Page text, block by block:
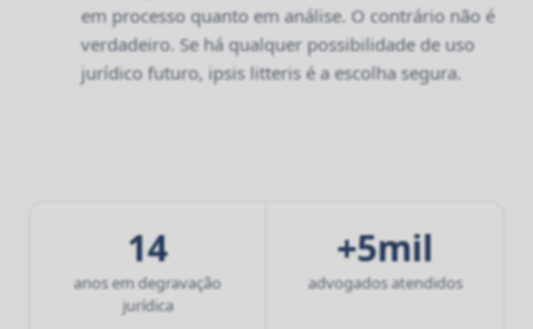
em processo quanto em análise. O contrário não é
verdadeiro. Se há qualquer possibilidade de uso
jurídico futuro, ipsis litteris é a escolha segura.
14
anos em degravação
jurídica
+5mil
advogados atendidos